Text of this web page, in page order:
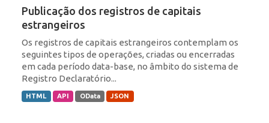
Publicação dos registros de capitais
estrangeiros
Os registros de capitais estrangeiros contemplam os
seguintes tipos de operações, criadas ou encerradas
em cada período data-base, no âmbito do sistema de
Registro Declaratório...
HTML API OData JSON